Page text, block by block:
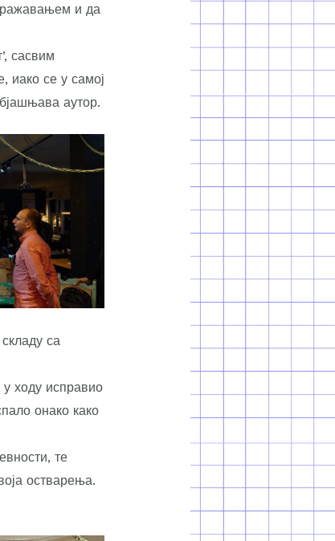
и да
сасвим
иако се у самој
аутор.
са
ходу исправио
онако како
те
остварења.